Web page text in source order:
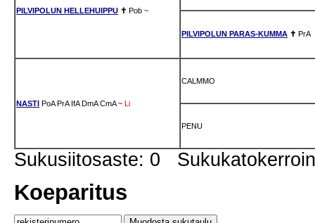
PILVIPOLUN HELLEHUIPPU ✝ Pob ~
PILVIPOLUN PARAS-KUMMA ✝ PrA
NASTI PoA PrA IfA DmA CmA ~ Li
CALMMO
PENU
Sukusiitosaste: 0
Koeparitus